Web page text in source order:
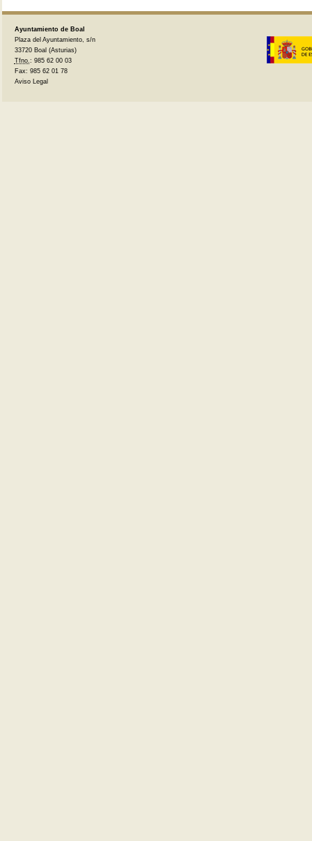
Ayuntamiento de Boal
Plaza del Ayuntamiento, s/n
33720 Boal (Asturias)
Tfno. : 985 62 00 03
Fax: 985 62 01 78
Aviso Legal